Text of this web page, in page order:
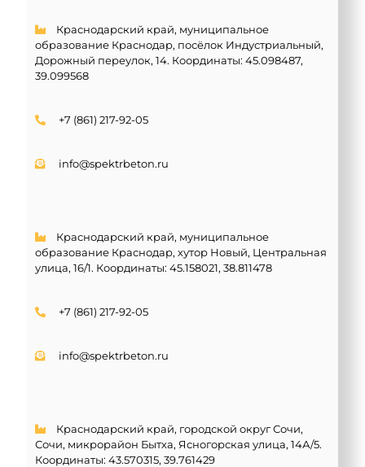
Краснодарский край, муниципальное
образование Краснодар, посёлок Индустриальный,
Дорожный переулок, 14. Координаты: 45.098487,
39.099568
+7 (861) 217-92-05
info@spektrbeton.ru
Краснодарский край, муниципальное
образование Краснодар, хутор Новый, Центральная
улица, 16/1. Координаты: 45.158021, 38.811478
+7 (861) 217-92-05
info@spektrbeton.ru
Краснодарский край, городской округ Сочи,
Сочи, микрорайон Бытха, Ясногорская улица, 14А/5.
Координаты: 43.570315, 39.761429